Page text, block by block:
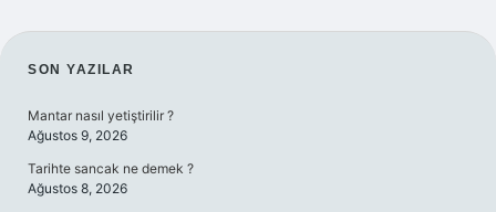
SIDEBAR
SON YAZILAR
Mantar nasıl yetiştirilir ?
Ağustos 9, 2026
Tarihte sancak ne demek ?
Ağustos 8, 2026